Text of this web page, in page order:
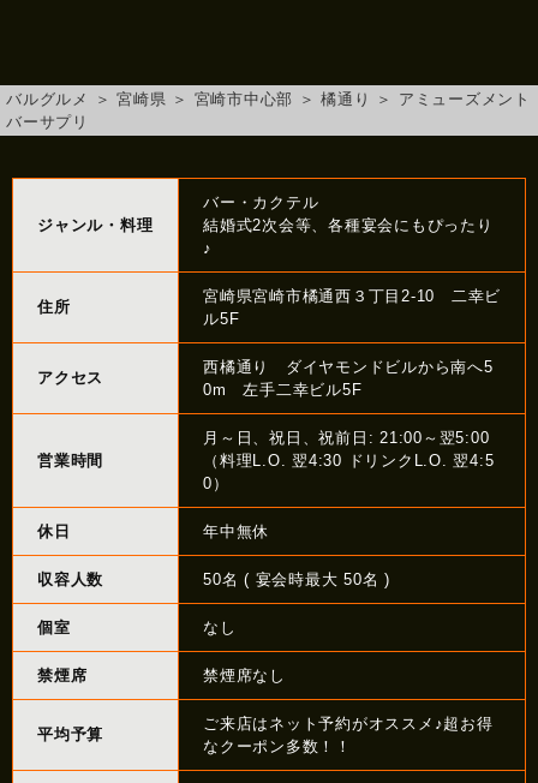
バルグルメ ＞ 宮崎県 ＞ 宮崎市中心部 ＞橘通り ＞ アミューズメント
バーサプリ
ジャンル・料理
バー・カクテル
結婚式2次会等、各種宴会にもぴったり
♪
住所
宮崎県宮崎市橘通西３丁目2-10 二幸ビ
ル5F
アクセス
西橘通り ダイヤモンドビルから南へ5
0m 左手二幸ビル5F
営業時間
月～日、祝日、祝前日: 21:00～翌5:00
（料理L.O. 翌4:30 ドリンクL.O. 翌4:5
0）
休日 年中無休
収容人数 50名 ( 宴会時最大 50名 )
個室 なし
禁煙席 禁煙席なし
平均予算
ご来店はネット予約がオススメ♪超お得
なクーポン多数！！